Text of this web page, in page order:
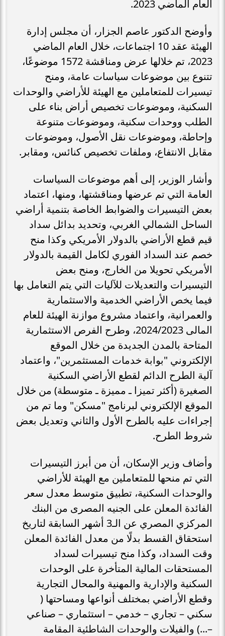
العام الماضي 2023.
وأوضح الدكتور عاصم الجزار، أن مجلس إدارة
الهيئة عقد 10 اجتماعات، خلال العام الماضي
2023، تم خلالها عرض ومناقشة 1572 موضوعًا،
تتنوع بين موضوعات سياسات عامة، ومنح
تيسيرات للمتعاملين مع الهيئة للأراضي والوحدات
السكنية، وموضوعات تخصيص أراض بناء على
الطلب ووحدات سكنية، وموضوعات متنوعة
وإحاطة، وموضوعات نقل الأصول، وموضوعات
مقابل الانتفاع، وملفات تخصيص كنائس، ومقابر.
وأشار الوزير، إلى أهم موضوعات السياسات
العامة التي تم عرضها ومناقشتها، ومنها، اعتماد
بعض التيسيرات والضوابط الخاصة بتنمية أراضي
الساحل الشمالي الغربي، وتحديد بدائل سداد
قيم قطع الأراضي بالدولار الأمريكي وكذا منح
خصم عند السداد الفوري لكامل القيمة بالدولار
الأمريكي تحويلا من الخارج، ومنح بعض
التيسيرات والتعديلات للآليات التي يتم التعامل بها
فيما يخص الأراضي الخدمية والاستثمارية
والعمرانية، واعتماد مشروع موازنة الهيئة للعام
المالى 2024/2023، وطرح الفرص الاستثمارية
المتاحة بالمدن الجديدة من خلال الموقع
الإلكتروني "بوابة خدمات المستثمرين"، واعتماد
آلية الطرح الدائم لقطع الأراضي السكنية
الصغيرة (أكثر تميزا ـ مميزة ـ متوسطة) من خلال
الموقع الإلكتروني لبرنامج "مسكن" وما تم من
إجراءات عليه بالطرح الأول والثاني وتعديل بعض
شروط الطرح.
وأضاف وزير الإسكان، أن من أبرز التيسيرات
التي تم منحها للمتعاملين مع الهيئة للأراضي
والوحدات السكنية، تطبيق متوسط معدل سعر
الفائدة المعلن على الجنيه المصرى من البنك
المركزي المصري عن الـ3 أشهر السابقة لتاريخ
استحقاق القسط بدلًا من معدل الفائدة المعلن
وقت السداد، وكذا منح تيسيرات لسداد
المستحقات المالية المتأخرة على الوحدات
السكنية والإدارية والمهنية والمحال التجارية
وقطع الأراضي بمختلف أنواعها ومساحتها (
سكني – تجاري – خدمي – استثماري – صناعي
–...) والفيلات والوحدات الشاطئية المقامة